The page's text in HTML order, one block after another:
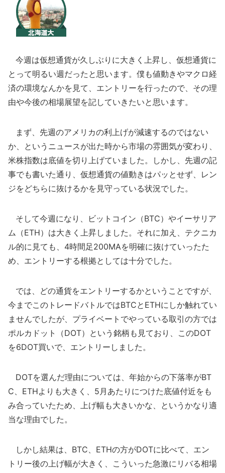
今週は仮想通貨が久しぶりに大きく上昇し、仮想通貨に
とって明るい週だったと思います。僕も値動きやマクロ経
済の環境なんかを見て、エントリーを行ったので、その理
由や今後の相場展望を記していきたいと思います。
まず、先週のアメリカの利上げが減速するのではない
か、というニュースが出た時から市場の雰囲気が変わり、
米株指数は底値を切り上げていました。しかし、先週の記
事でも書いた通り、仮想通貨の値動きはパッとせず、レン
ジをどちらに抜けるかを見守っている状況でした。
そして今週になり、ビットコイン（BTC）やイーサリア
ム（ETH）は大きく上昇しました。それに加え、テクニカ
ル的に見ても、4時間足200MAを明確に抜けていったた
め、エントリーする根拠としては十分でした。
では、どの通貨をエントリーするかということですが、
今までこのトレードバトルではBTCとETHにしか触れてい
ませんでしたが、プライベートでやっている取引の方では
ポルカドット（DOT）という銘柄も見ており、このDOT
を6DOT買いで、エントリーしました。
DOTを選んだ理由については、年始からの下落率がBT
C、ETHよりも大きく、5月あたりにつけた底値付近をも
み合っていたため、上げ幅も大きいかな、というかなり適
当な理由でした。
しかし結果は、BTC、ETHの方がDOTに比べて、エン
トリー後の上げ幅が大きく、こういった急激にリバる相場